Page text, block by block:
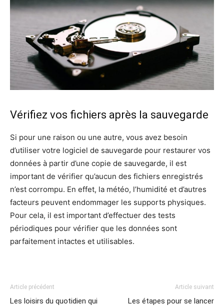
Vérifiez vos fichiers après la sauvegarde
Si pour une raison ou une autre, vous avez besoin
d’utiliser votre logiciel de sauvegarde pour restaurer vos
données à partir d’une copie de sauvegarde, il est
important de vérifier qu’aucun des fichiers enregistrés
n’est corrompu. En effet, la météo, l’humidité et d’autres
facteurs peuvent endommager les supports physiques.
Pour cela, il est important d’effectuer des tests
périodiques pour vérifier que les données sont
parfaitement intactes et utilisables.
Article précédent
Les loisirs du quotidien qui
Article suivant
Les étapes pour se lancer